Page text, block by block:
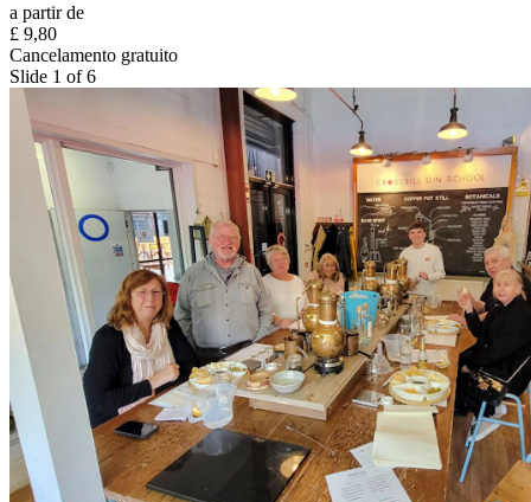
a partir de
£ 9,80
Cancelamento gratuito
Slide 1 of 6